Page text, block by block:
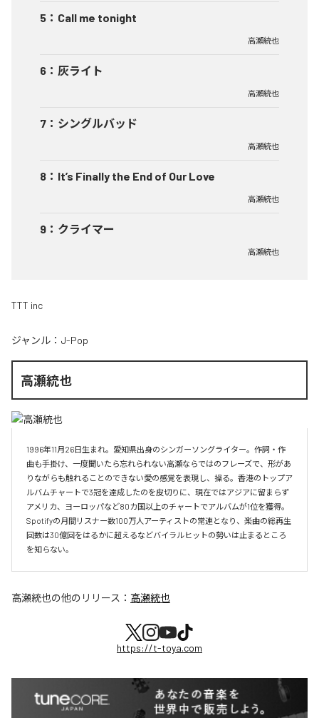
5 ： Call me tonight
高瀬統也
6 ： 灰ライト
高瀬統也
7 ： シングルバッド
高瀬統也
8 ： It’s Finally the End of Our Love
高瀬統也
9 ： クライマー
高瀬統也
TTT inc
ジャンル： J-Pop
高瀬統也
1996年11月26日生まれ。愛知県出身のシンガーソングライター。作詞・作
曲も手掛け、一度聞いたら忘れられない高瀬ならではのフレーズで、形があ
りながらも触れることのできない愛の感覚を表現し、操る。香港のトップア
ルバムチャートで3冠を達成したのを皮切りに、現在ではアジアに留まらず
アメリカ、ヨーロッパなど80カ国以上のチャートでアルバムが1位を獲得。
Spotifyの月間リスナー数100万人アーティストの常連となり、楽曲の総再生
回数は30億回をはるかに超えるなどバイラルヒットの勢いは止まるところ
を知らない。
高瀬統也の他のリリース： 高瀬統也
https://t-toya.com